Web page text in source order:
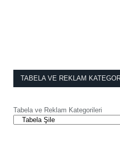
TABELA VE REKLAM
Tabela ve Reklam Kategorileri